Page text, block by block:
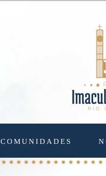
COMUNIDADES